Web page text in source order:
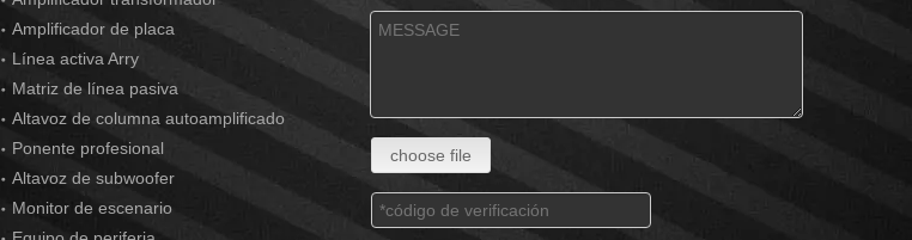
Amplificador de placa
Línea activa Arry
Matriz de línea pasiva
Altavoz de columna autoamplificado
Ponente profesional
Altavoz de subwoofer
Monitor de escenario
choose file